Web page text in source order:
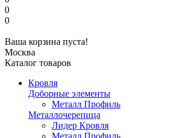
0
0
Ваша корзина пуста!
Москва
Каталог товаров
Кровля
Доборные элементы
Металл Профиль
Металлочерепица
Лидер Кровля
Металл Профиль